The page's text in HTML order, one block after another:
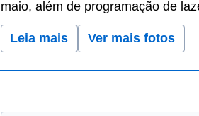
maio, além de programação de
Leia mais Ver mais fotos